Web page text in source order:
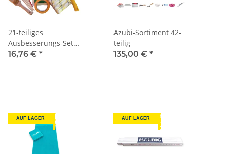
21-teiliges
Ausbesserungs-Set
für kleine
16,76 € *
Azubi-Sortiment 42-
teilig
135,00 € *
AUF LAGER AUF LAGER